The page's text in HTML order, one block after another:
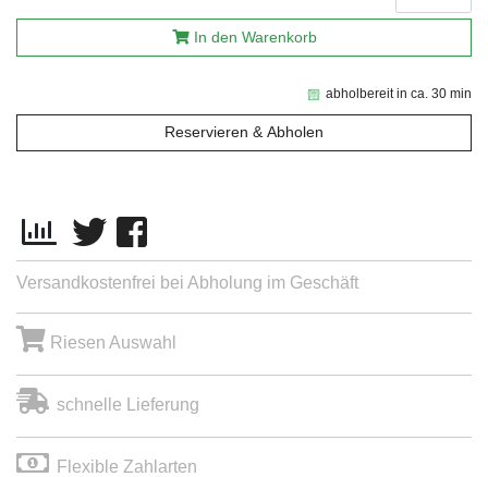
abholbereit in ca. 30 min
Reservieren & Abholen
In den Warenkorb
Versandkostenfrei bei Abholung im Geschäft
Riesen Auswahl
schnelle Lieferung
Flexible Zahlarten